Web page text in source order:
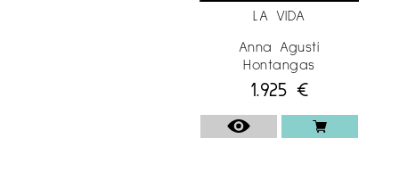
Flors 2009 Galeria Giart. Girona
Galeria Pinta. Horta de St. Joan. Tarragona
2008 Galeria Artgn Tarragona
2024 20 anys. 120 artistes. Fans
LA VIDA
Anna Agustí
Hontangas
1.925 €